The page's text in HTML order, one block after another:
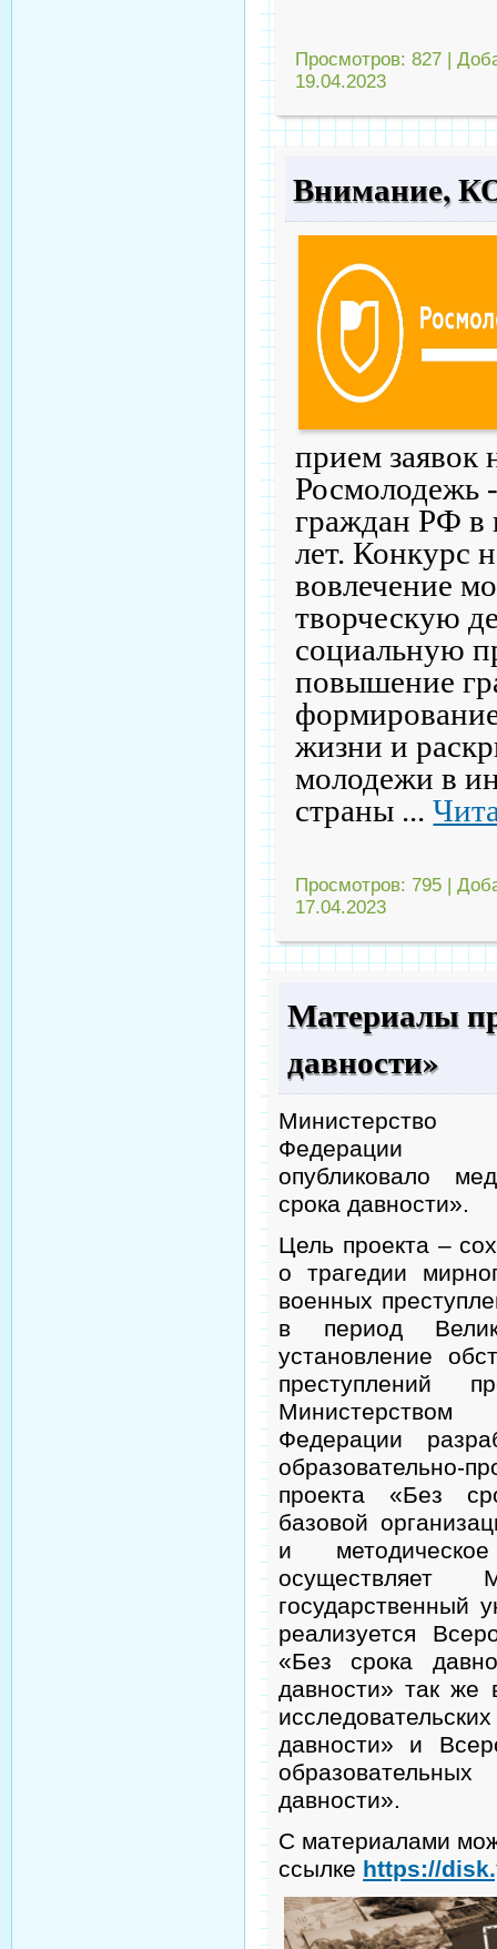
Просмотров: 827 |
19.04.2023
Внимание,
прием заявок
Росмолодежь
граждан РФ в
лет. Конкурс
вовлечение
творческую
социальную
повышение
жизни и
молодежи в
страны ...
Просмотров: 795 |
17.04.2023
Материалы
давности»
Министерство
Федерации
опубликовало
срока давности».
Цель проекта –
о трагедии
военных
в период
установление
преступлений
Министерством
Федерации
образовательно-
проекта «Без
базовой
и
осуществляет
государственный
реализуется
«Без срока
давности» так же
давности» и
давности».
С материалами
ссылке https://